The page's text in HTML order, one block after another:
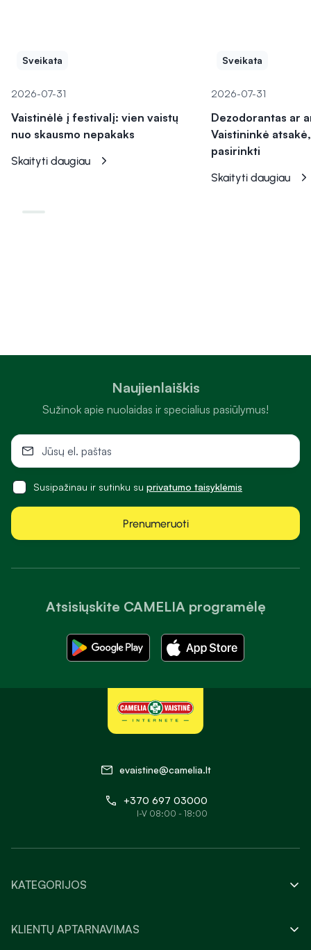
Sveikata
2026-07-31
Vaistinėlė į festivalį: vien vaistų
nuo skausmo nepakaks
Skaityti daugiau
Sveikata
2026-07-31
Dezodorantas ar
Vaistininkė
pasirinkti
Skaityti daugiau
Atsisiųskite CAMELIA programėlę
Naujienlaiškis
Sužinok apie nuolaidas ir specialius pasiūlymus!
Susipažinau ir sutinku su privatumo taisyklėmis
Prenumeruoti
evaistine@camelia.lt
+370 697 03000
I-V 08:00 - 18:00
KATEGORIJOS
KLIENTŲ APTARNAVIMAS